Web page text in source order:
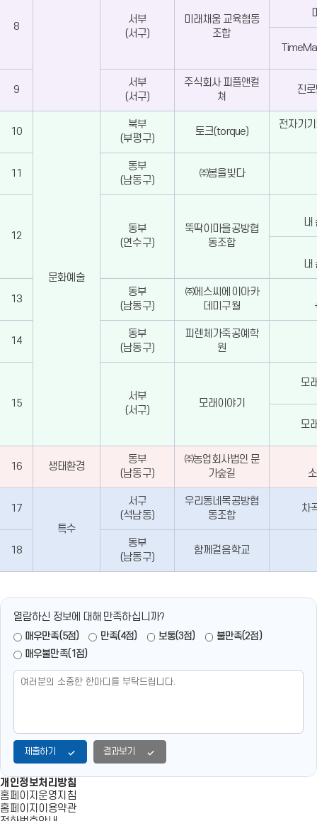
8
서부
(서구)
미래채움 교육협동
조합
9
서부
(서구)
주식회사 피플앤컬
쳐
진
10
문화예술
북부
(부평구)
토크(torque)
전자기
11
동부
(남동구)
㈜봄을빚다
12
동부
(연수구)
뚝딱이마을공방협
동조합
내
내
13
동부
(남동구)
㈜에스씨에이아카
데미구월
14
동부
(남동구)
피렌체가죽공예학
원
15
서부
(서구)
모래이야기
모
모
16 생태환경
동부
(남동구)
㈜농업회사법인 문
가숲길
17
특수
서구
(석남동)
우리동네목공방협
동조합
차
18
동부
(남동구)
함께걸음학교
열람하신 정보에 대해 만족하십니까?
매우만족(5점) 만족(4점) 보통(3점)
불만족(2점)
매우불만족(1점)
제출하기 결과보기
개인정보처리방침
홈페이지운영지침
홈페이지이용약관